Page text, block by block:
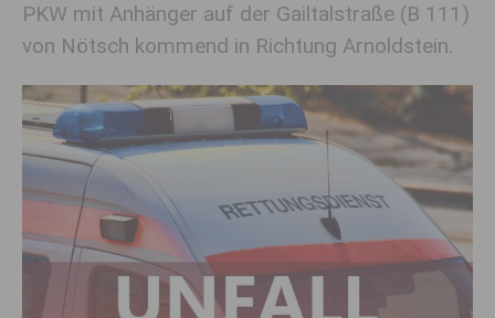
PKW mit Anhänger auf der Gailtalstraße (B 111)
von Nötsch kommend in Richtung Arnoldstein.